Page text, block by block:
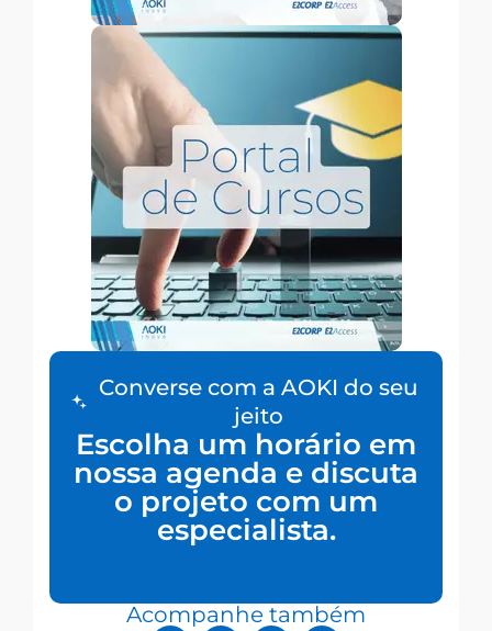
Converse com a AOKI do seu
jeito
Escolha um horário em
nossa agenda e discuta
o projeto com um
especialista.
Acompanhe também